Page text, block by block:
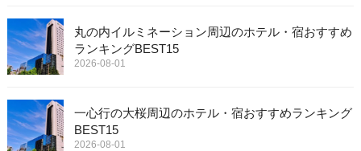
丸の内イルミネーション周辺のホテル・宿おすすめ
ランキングBEST15
2026-08-01
一心行の大桜周辺のホテル・宿おすすめランキング
BEST15
2026-08-01